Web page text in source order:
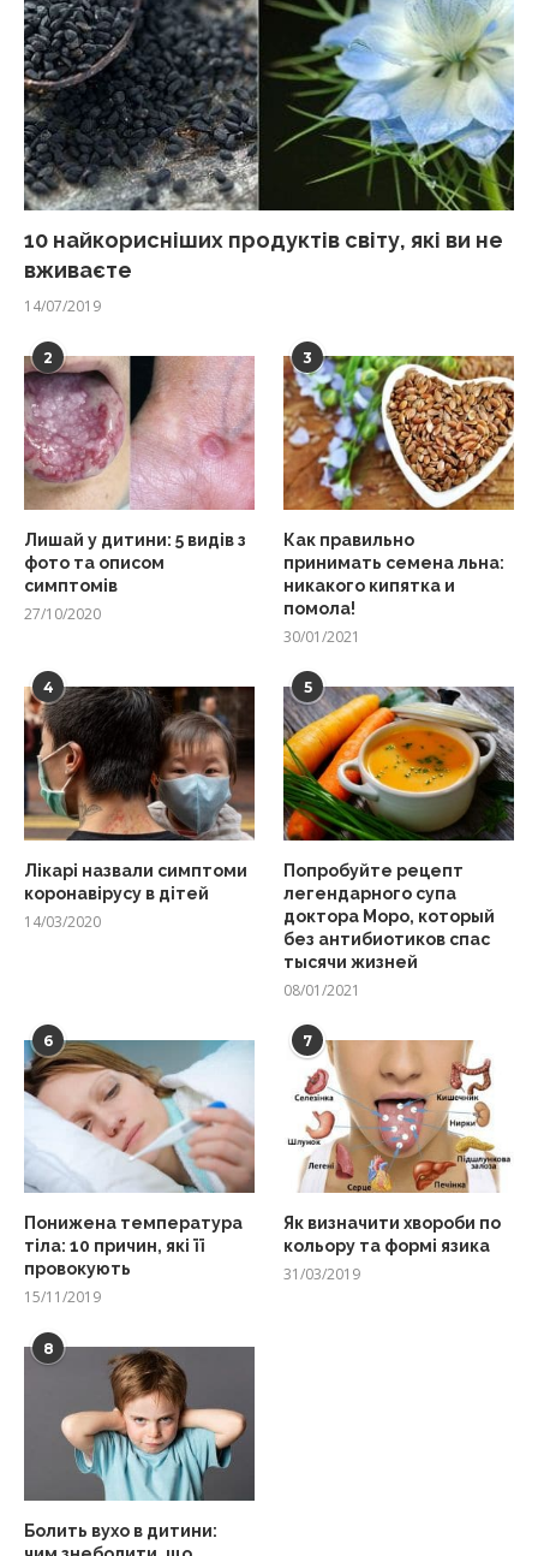
10 найкорисніших продуктів світу, які ви не
вживаєте
14/07/2019
2
Лишай у дитини: 5 видів з
фото та описом
симптомів
27/10/2020
3
Как правильно
принимать семена льна:
никакого кипятка и
помола!
30/01/2021
4
Лікарі назвали симптоми
коронавірусу в дітей
14/03/2020
5
Попробуйте рецепт
легендарного супа
доктора Моро, который
без антибиотиков спас
тысячи жизней
08/01/2021
6
Понижена температура
тіла: 10 причин, які її
провокують
15/11/2019
7
Як визначити хвороби по
кольору та формі язика
31/03/2019
8
Болить вухо в дитини: